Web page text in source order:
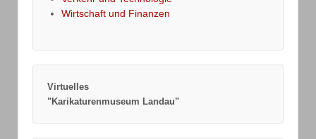
Wirtschaft und Finanzen
Virtuelles
"Karikaturenmuseum Landau"